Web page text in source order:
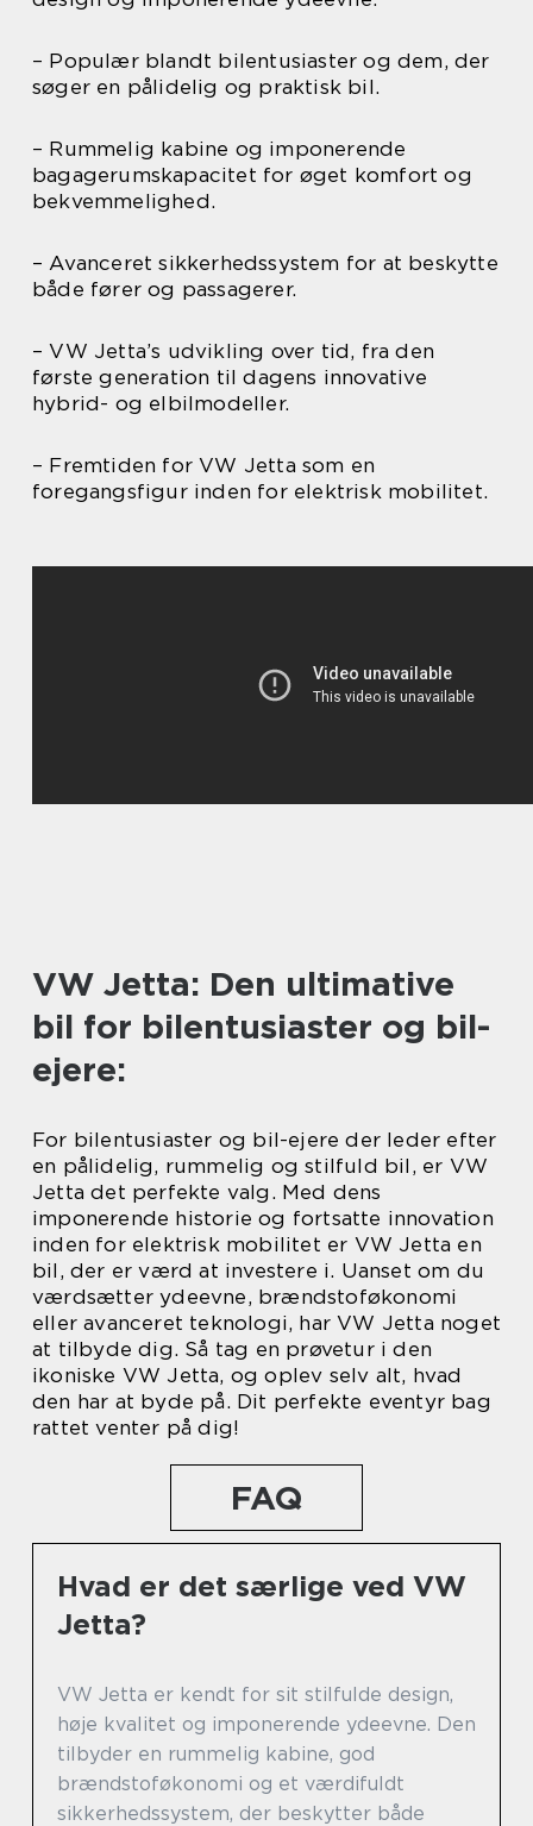
– Populær blandt bilentusiaster og dem, der
søger en pålidelig og praktisk bil.
– Rummelig kabine og imponerende
bagagerumskapacitet for øget komfort og
bekvemmelighed.
– Avanceret sikkerhedssystem for at beskytte
både fører og passagerer.
– VW Jetta’s udvikling over tid, fra den
første generation til dagens innovative
hybrid- og elbilmodeller.
– Fremtiden for VW Jetta som en
foregangsfigur inden for elektrisk mobilitet.
VW Jetta: Den ultimative
bil for bilentusiaster og bil-
ejere:
For bilentusiaster og bil-ejere der leder efter
en pålidelig, rummelig og stilfuld bil, er VW
Jetta det perfekte valg. Med dens
imponerende historie og fortsatte innovation
inden for elektrisk mobilitet er VW Jetta en
bil, der er værd at investere i. Uanset om du
værdsætter ydeevne, brændstoføkonomi
eller avanceret teknologi, har VW Jetta noget
at tilbyde dig. Så tag en prøvetur i den
ikoniske VW Jetta, og oplev selv alt, hvad
den har at byde på. Dit perfekte eventyr bag
rattet venter på dig!
FAQ
Hvad er det særlige ved VW
Jetta?
VW Jetta er kendt for sit stilfulde design,
høje kvalitet og imponerende ydeevne. Den
tilbyder en rummelig kabine, god
brændstoføkonomi og et værdifuldt
sikkerhedssystem, der beskytter både